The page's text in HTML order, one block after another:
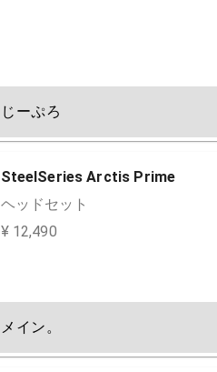
じーぷろ
SteelSeries Arctis Prime
ヘッドセット
¥ 12,490
メイン。